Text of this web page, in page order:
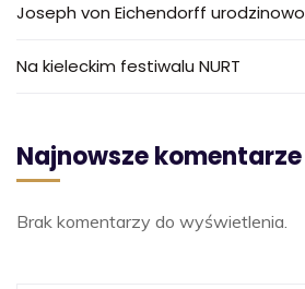
Joseph von Eichendorff urodzinowo
Na kieleckim festiwalu NURT
Najnowsze komentarze
Brak komentarzy do wyświetlenia.